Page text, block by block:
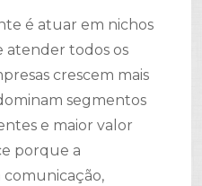
é atuar em nichos
atender todos os
crescem mais
segmentos
e maior valor
porque a
comunicação,